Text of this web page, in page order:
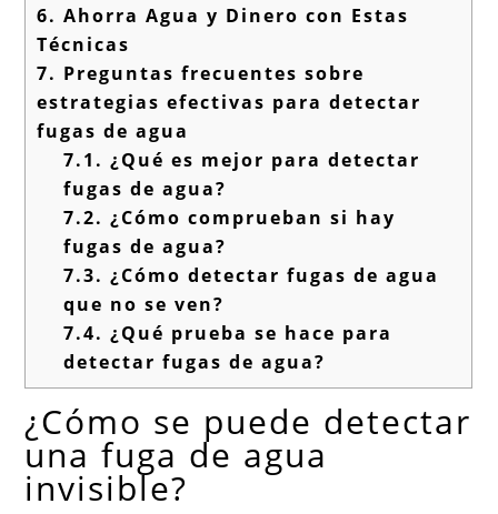
6. Ahorra Agua y Dinero con Estas
Técnicas
7. Preguntas frecuentes sobre
estrategias efectivas para detectar
fugas de agua
7.1. ¿Qué es mejor para detectar
fugas de agua?
7.2. ¿Cómo comprueban si hay
fugas de agua?
7.3. ¿Cómo detectar fugas de agua
que no se ven?
7.4. ¿Qué prueba se hace para
detectar fugas de agua?
¿Cómo se puede detectar
una fuga de agua
invisible?